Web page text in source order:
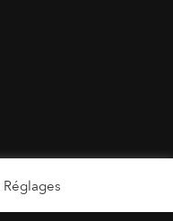
Réglages